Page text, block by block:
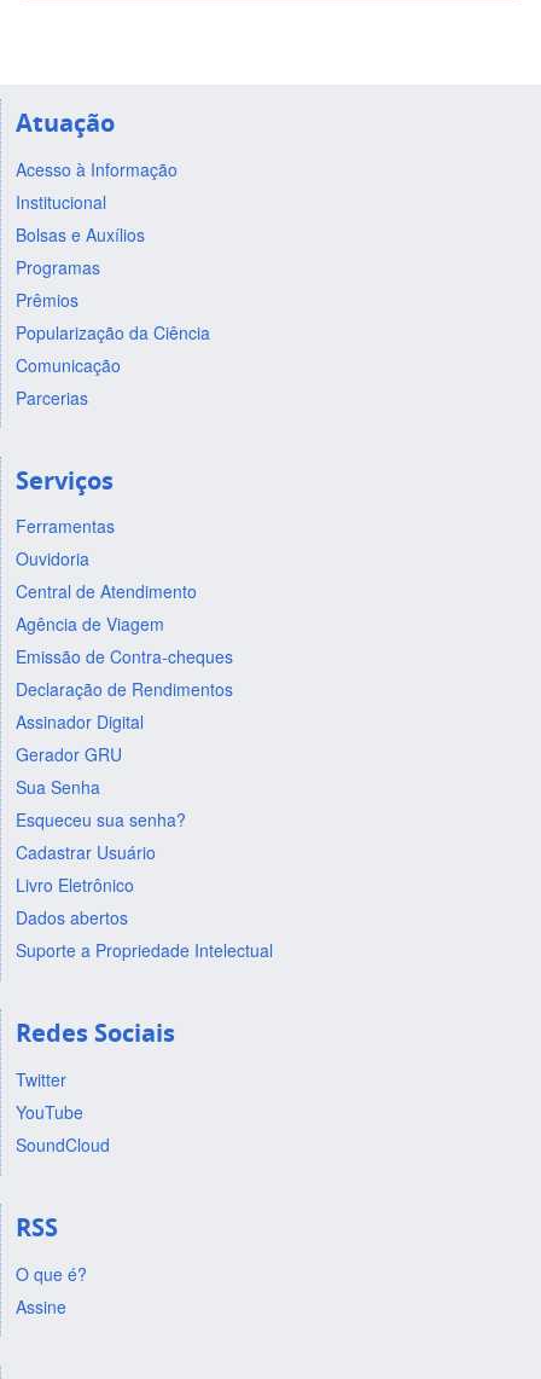
Atuação
Acesso à Informação
Institucional
Bolsas e Auxílios
Programas
Prêmios
Popularização da Ciência
Comunicação
Parcerias
Serviços
Ferramentas
Ouvidoria
Central de Atendimento
Agência de Viagem
Emissão de Contra-cheques
Declaração de Rendimentos
Assinador Digital
Gerador GRU
Sua Senha
Esqueceu sua senha?
Cadastrar Usuário
Livro Eletrônico
Dados abertos
Suporte a Propriedade Intelectual
Redes Sociais
Twitter
YouTube
SoundCloud
RSS
O que é?
Assine